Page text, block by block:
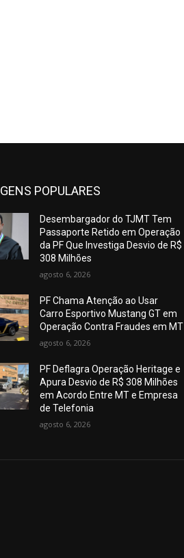
POPULARES
Desembargador do TJMT Tem
Passaporte Retido em Operação
da PF Que Investiga Desvio de R$
308 Milhões
agosto 6, 2026
PF Chama Atenção ao Usar
Carro Esportivo Mustang GT em
Operação Contra Fraudes em MT
agosto 6, 2026
PF Deflagra Operação Heritage e
Apura Desvio de R$ 308 Milhões
em Acordo Entre MT e Empresa
de Telefonia
agosto 6, 2026